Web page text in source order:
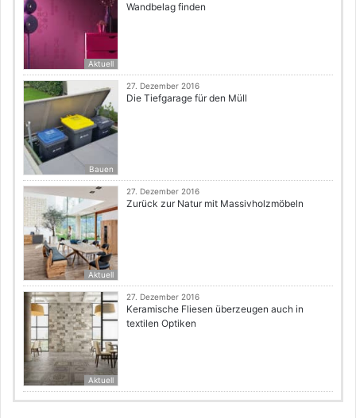
Aktuell
Wandbelag finden
Bauen
27. Dezember 2016
Die Tiefgarage für den Müll
Aktuell
27. Dezember 2016
Zurück zur Natur mit Massivholzmöbeln
Aktuell
27. Dezember 2016
Keramische Fliesen überzeugen auch in
textilen Optiken